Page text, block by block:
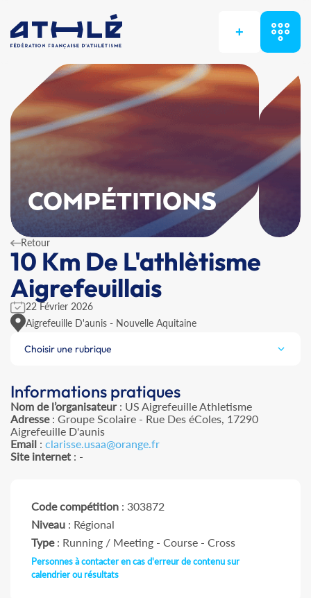
+
COMPÉTITIONS
Retour
10 Km De L'athlètisme
Aigrefeuillais
22 Février 2026
Aigrefeuille D'aunis - Nouvelle Aquitaine
Choisir une rubrique
Informations pratiques
Nom de l’organisateur: US Aigrefeuille Athletisme
Adresse: Groupe Scolaire - Rue Des éColes, 17290
Aigrefeuille D'aunis
Email : clarisse.usaa@orange.fr
Site internet : -
Code compétition : 303872
Niveau : Régional
Type: Running / Meeting - Course - Cross
Personnes à contacter en cas d'erreur de contenu sur
calendrier ou résultats